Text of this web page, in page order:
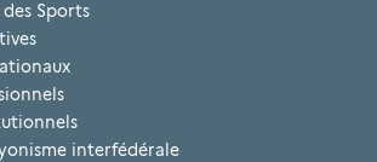
Sports
interfédérale